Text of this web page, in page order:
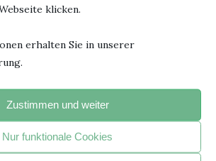
klicken.
erhalten Sie in unserer
Zustimmen und weiter
Nur funktionale Cookies